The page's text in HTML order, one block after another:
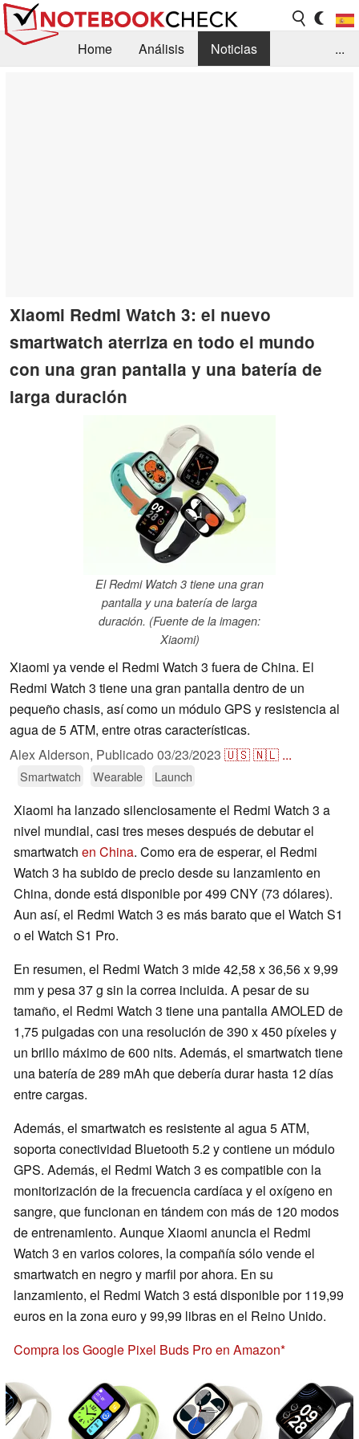
Home Análisis
Noticias
...
Xiaomi Redmi Watch 3: el nuevo
smartwatch aterriza en todo el mundo
con una gran pantalla y una batería de
larga duración
El Redmi Watch 3 tiene una gran
pantalla y una batería de larga
duración. (Fuente de la imagen:
Xiaomi)
Xiaomi ya vende el Redmi Watch 3 fuera de China. El
Redmi Watch 3 tiene una gran pantalla dentro de un
pequeño chasis, así como un módulo GPS y resistencia al
agua de 5 ATM, entre otras características.
Alex Alderson, Publicado 03/23/2023 🇺🇸🇳🇱 ...
Smartwatch Wearable Launch
Xiaomi ha lanzado silenciosamente el Redmi Watch 3 a
nivel mundial, casi tres meses después de debutar el
smartwatch en China. Como era de esperar, el Redmi
Watch 3 ha subido de precio desde su lanzamiento en
China, donde está disponible por 499 CNY (73 dólares).
Aun así, el Redmi Watch 3 es más barato que el Watch S1
o el Watch S1 Pro.
En resumen, el Redmi Watch 3 mide 42,58 x 36,56 x 9,99
mm y pesa 37 g sin la correa incluida. A pesar de su
tamaño, el Redmi Watch 3 tiene una pantalla AMOLED de
1,75 pulgadas con una resolución de 390 x 450 píxeles y
un brillo máximo de 600 nits. Además, el smartwatch tiene
una batería de 289 mAh que debería durar hasta 12 días
entre cargas.
Además, el smartwatch es resistente al agua 5 ATM,
soporta conectividad Bluetooth 5.2 y contiene un módulo
GPS. Además, el Redmi Watch 3 es compatible con la
monitorización de la frecuencia cardíaca y el oxígeno en
sangre, que funcionan en tándem con más de 120 modos
de entrenamiento. Aunque Xiaomi anuncia el Redmi
Watch 3 en varios colores, la compañía sólo vende el
smartwatch en negro y marfil por ahora. En su
lanzamiento, el Redmi Watch 3 está disponible por 119,99
euros en la zona euro y 99,99 libras en el Reino Unido.
Compra los Google Pixel Buds Pro en Amazon